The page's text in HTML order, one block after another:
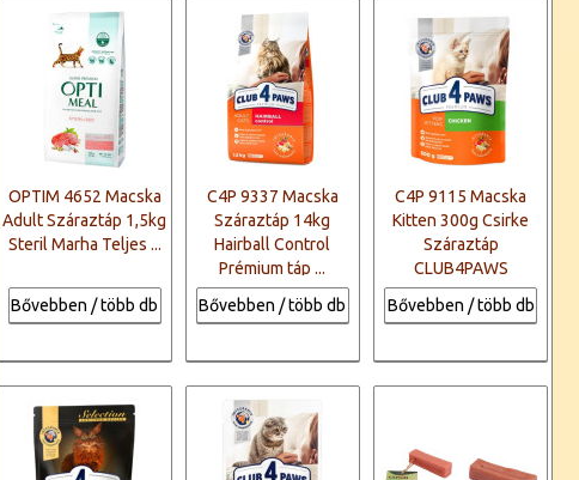
OPTIM 4652 Macska
Adult Száraztáp 1,5kg
Steril Marha Teljes ...
Bővebben / több db
C4P 9337 Macska
Száraztáp 14kg
Hairball Control
Prémium táp ...
Bővebben / több db
C4P 9115 Macska
Kitten 300g Csirke
Száraztáp
CLUB4PAWS
Bővebben / több db